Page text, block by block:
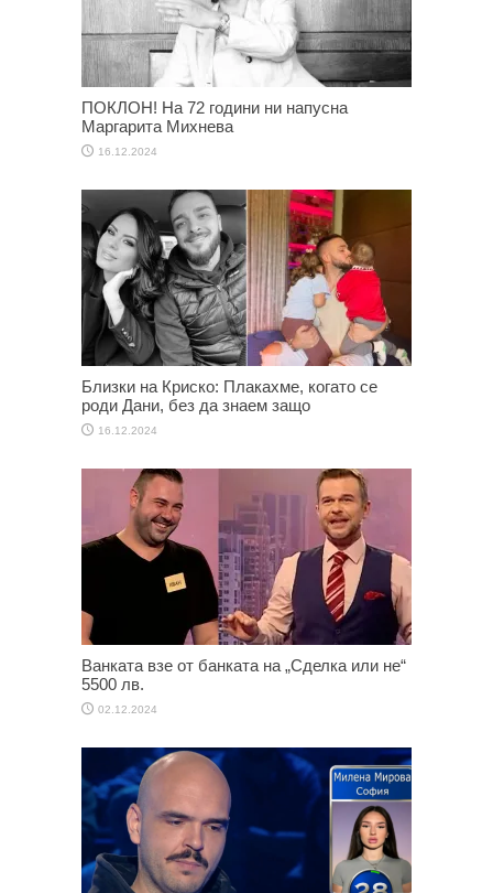
ПОКЛОН! На 72 години ни напусна
Маргарита Михнева
16.12.2024
Близки на Криско: Плакахме, когато се
роди Дани, без да знаем защо
16.12.2024
Ванката взе от банката на „Сделка или не“
5500 лв.
02.12.2024